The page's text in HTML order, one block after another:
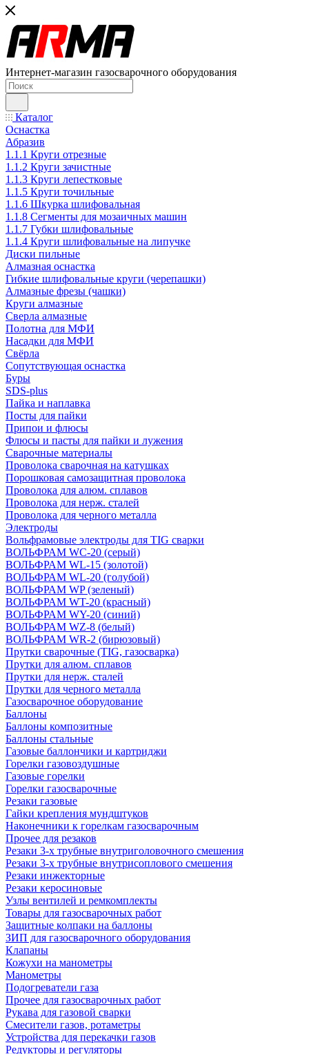
Интернет-магазин газосварочного оборудования
Каталог
Оснастка
Абразив
1.1.1 Круги отрезные
1.1.2 Круги зачистные
1.1.3 Круги лепестковые
1.1.5 Круги точильные
1.1.6 Шкурка шлифовальная
1.1.8 Сегменты для мозаичных машин
1.1.7 Губки шлифовальные
1.1.4 Круги шлифовальные на липучке
Диски пильные
Алмазная оснастка
Гибкие шлифовальные круги (черепашки)
Алмазные фрезы (чашки)
Круги алмазные
Сверла алмазные
Полотна для МФИ
Насадки для МФИ
Свёрла
Сопутствующая оснастка
Буры
SDS-plus
Пайка и наплавка
Посты для пайки
Припои и флюсы
Флюсы и пасты для пайки и лужения
Сварочные материалы
Проволока сварочная на катушках
Порошковая самозащитная проволока
Проволока для алюм. сплавов
Проволока для нерж. сталей
Проволока для черного металла
Электроды
Вольфрамовые электроды для TIG сварки
ВОЛЬФРАМ WC-20 (серый)
ВОЛЬФРАМ WL-15 (золотой)
ВОЛЬФРАМ WL-20 (голубой)
ВОЛЬФРАМ WP (зеленый)
ВОЛЬФРАМ WT-20 (красный)
ВОЛЬФРАМ WY-20 (синий)
ВОЛЬФРАМ WZ-8 (белый)
ВОЛЬФРАМ WR-2 (бирюзовый)
Прутки сварочные (TIG, газосварка)
Прутки для алюм. сплавов
Прутки для нерж. сталей
Прутки для черного металла
Газосварочное оборудование
Баллоны
Баллоны композитные
Баллоны стальные
Газовые баллончики и картриджи
Горелки газовоздушные
Газовые горелки
Горелки газосварочные
Резаки газовые
Гайки крепления мундштуков
Наконечники к горелкам газосварочным
Прочее для резаков
Резаки 3-х трубные внутриголовочного смешения
Резаки 3-х трубные внутрисоплового смешения
Резаки инжекторные
Резаки керосиновые
Узлы вентилей и ремкомплекты
Товары для газосварочных работ
Защитные колпаки на баллоны
ЗИП для газосварочного оборудования
Клапаны
Кожухи на манометры
Манометры
Подогреватели газа
Прочее для газосварочных работ
Рукава для газовой сварки
Смесители газов, ротаметры
Устройства для перекачки газов
Редукторы и регуляторы